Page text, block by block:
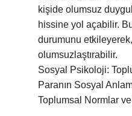
kişide olumsuz
hissine yol açabilir.
durumunu
olumsuzlaştırabilir.
Sosyal Psikoloji:
Paranın Sosyal
Toplumsal Normlar